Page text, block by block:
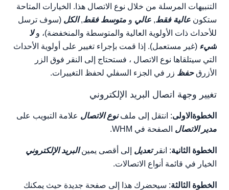
التنبيهات المرسلة من خلال نوع الاتصال هذا. الخيارات المتاحة
ستكون عالية فقط, عالي و متوسط فقط,الكل (سوف ترسل
للأحداث ذات الأولوية العالية والمتوسطة والمنخفضة)، ولا
شيء (غير مستعمل). إذا قمت بإجراء تغيير على أولوية الأحداث
التي سيتلقاها نوع الاتصال ، فستحتاج إلى النقر فوق الزر
الأزرقحفظ زر في الجزء السفلي لحفظ التغييرات.
تغيير وجهة اتصال البريد الإلكتروني
الخطوةالاولى: انتقل إلى ملفنوع الاتصال علامة التبويب على
مدير الاتصال الصفحة في WHM.
الخطوة الثانية: انقرتعديل إلى أقصى يمينالبريد الإلكتروني
الخيار في قائمة أنواع الاتصالات.
الخطوة الثالثة: سيحضرك هذا إلى صفحة جديدة حيث يمكنك